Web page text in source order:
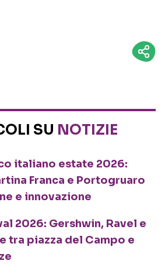
SU NOTIZIE
italiano estate 2026:
Franca e Portogruaro
e innovazione
2026: Gershwin, Ravel e
tra piazza del Campo e